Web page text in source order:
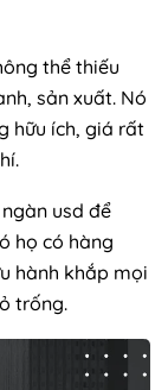
thể thiếu
sản xuất. Nó
hữu ích, giá rất
usd để
họ có hàng
hành khắp mọi
trống.